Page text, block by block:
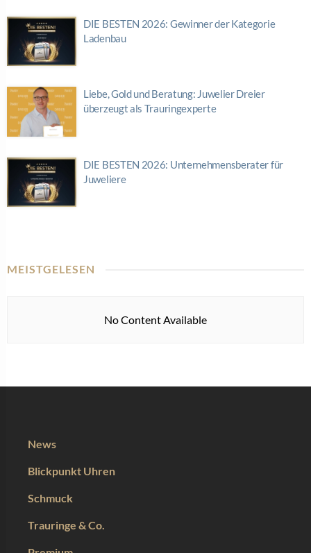
DIE BESTEN 2026: Gewinner der Kategorie
Ladenbau
Liebe, Gold und Beratung: Juwelier Dreier
überzeugt als Trauringexperte
DIE BESTEN 2026: Unternehmensberater für
Juweliere
MEISTGELESEN
No Content Available
News
Blickpunkt Uhren
Schmuck
Trauringe & Co.